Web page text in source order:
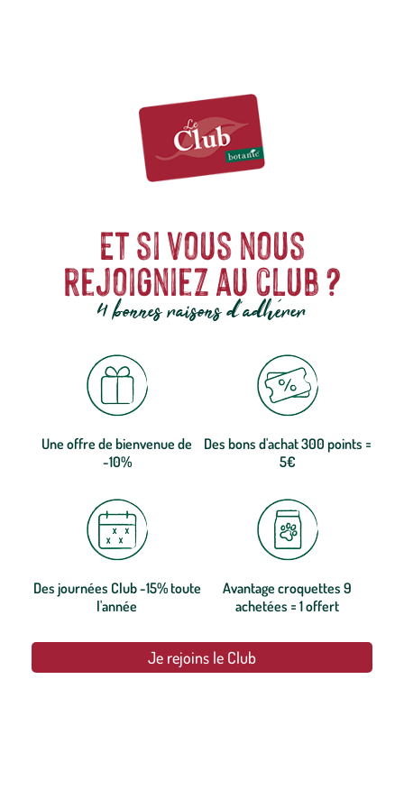
Et si vous nous
rejoigniez au club ?
4 bonnes raisons d'adhérer
Une offre de bienvenue de
-10%
Des bons d'achat 300 points =
5€
Des journées Club -15% toute
l'année
Avantage croquettes 9
achetées = 1 offert
Je rejoins le Club